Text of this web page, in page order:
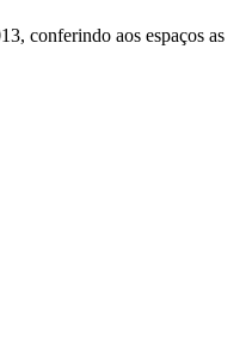
conferindo aos espaços as